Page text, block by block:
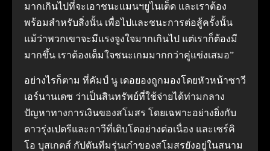
มากเกินไปที่จะเอาชนะแมนฯยูไนเต็ด และเราต้อง
พร้อมสําหรับสิ่งนั้น เพื่อไปและชนะการต่อสู้ครั้งนั้น
แม้ว่าพวกเขาจะมีแรงจูงใจมากเกินไป แต่เราก็ต้องมี
มากขึ้น เราต้องเต็มใจชนะเกมมากกว่าคู่แข่งเสมอ”
อย่างไรก็ตาม ที่คัมป์ นู เดอยองถูกมองโดยหัวหน้าซาวี
เอร์นานเดซ ว่าเป็นสินทรัพย์ที่ใช้จ่ายได้ท่ามกลาง
ปัญหาทางการเงินของสโมสร โดยเฉพาะอย่างยิ่งกับ
ดาวรุ่งเปดรีและกาวีที่เติบโตอย่างต่อเนื่อง และเซร์คิ
โอ บุสเกตส์ กัปตันทีมรุ่นเก๋าของสโมสรยังอยู่ในสนาม